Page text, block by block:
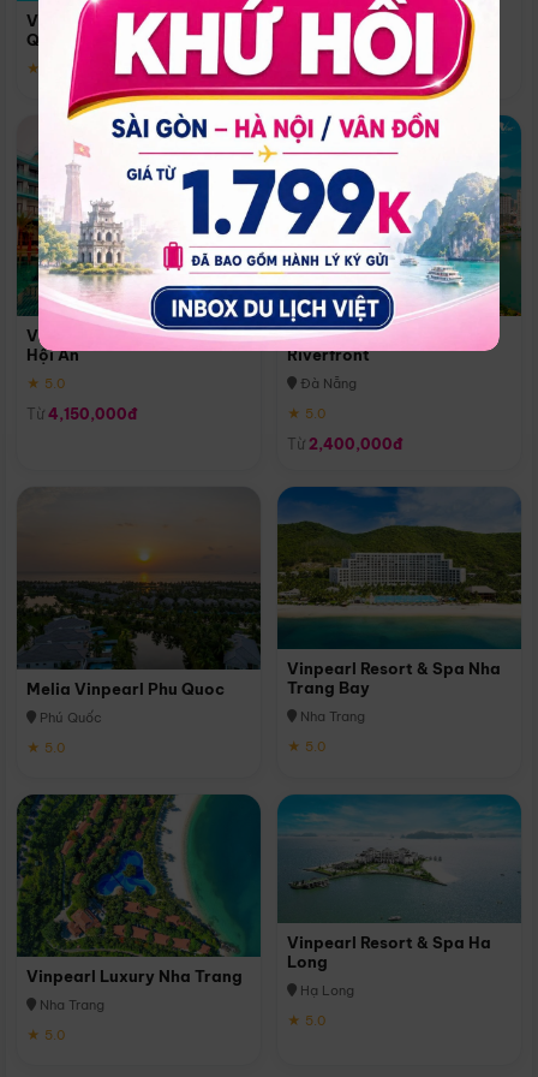
Vinpearl Resort & Spa Phu
Quoc
★ 5.0
Quoc
Phú Quốc
★ 5.0
Vinpearl Resort & Golf Nam
Hội An
★ 5.0
Từ 4,150,000đ
Melia Vinpearl Danang
Riverfront
Đà Nẵng
★ 5.0
Từ 2,400,000đ
Melia Vinpearl Phu Quoc
Phú Quốc
★ 5.0
Vinpearl Resort & Spa Nha
Trang Bay
Nha Trang
★ 5.0
Vinpearl Luxury Nha Trang
Nha Trang
★ 5.0
Vinpearl Resort & Spa Ha
Long
Hạ Long
★ 5.0